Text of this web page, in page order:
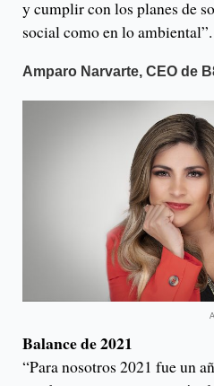
y cumplir con los planes de
social como en lo ambiental”.
Amparo Narvarte, CEO de
Balance de 2021
“Para nosotros 2021 fue un